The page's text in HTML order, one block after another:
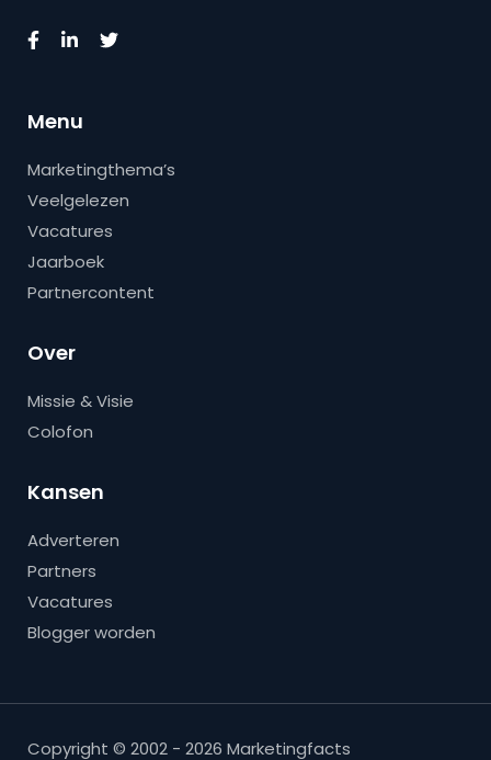
Menu
Marketingthema’s
Veelgelezen
Vacatures
Jaarboek
Partnercontent
Over
Missie & Visie
Colofon
Kansen
Adverteren
Partners
Vacatures
Blogger worden
Copyright © 2002 - 2026 Marketingfacts